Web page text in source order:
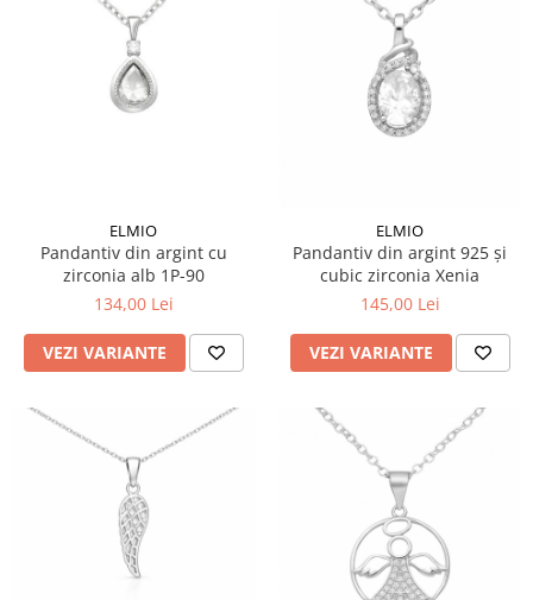
ELMIO
Pandantiv din argint cu
zirconia alb 1P-90
134,00 Lei
VEZI VARIANTE
ELMIO
Pandantiv din argint 925 și
cubic zirconia Xenia
145,00 Lei
VEZI VARIANTE